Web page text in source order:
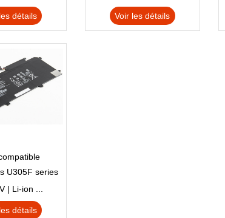
M01118-421
13-BB 14-DV
détails Voir les détails
U305F series
| Li-ion ...
détails